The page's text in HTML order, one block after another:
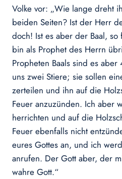
Volke vor: „Wie lange dreht
beiden Seiten? Ist der Herr
doch! Ist es aber der Baal,
bin als Prophet des Herrn
Propheten Baals sind es
uns zwei Stiere; sie sollen
zerteilen und ihn auf die
Feuer anzuzünden. Ich aber
herrichten und auf die
Feuer ebenfalls nicht
eures Gottes an, und ich
anrufen. Der Gott aber, der
wahre Gott.“